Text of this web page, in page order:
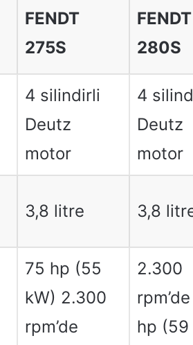
FENDT
275S
FENDT
280S
4 silindirli
Deutz
motor
4
Deutz
motor
3,8 litre 3,8
75 hp (55
kW) 2.300
rpm’de
2.300
hp (59